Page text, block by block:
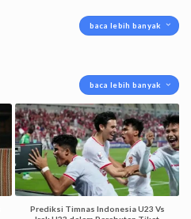
baca lebih banyak
baca lebih banyak
Prediksi Timnas Indonesia U23 Vs